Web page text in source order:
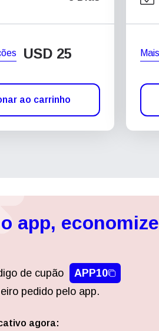
USD 25
ao carrinho
app, economize
de cupão
APP10
pedido pelo app.
agora: